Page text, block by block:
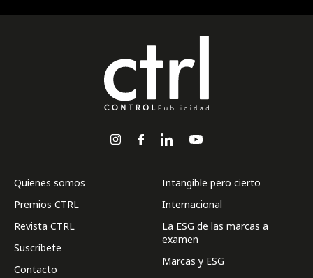
Quienes somos
Premios CTRL
Revista CTRL
Suscríbete
Contacto
Intangible pero cierto
Internacional
La ESG de las marcas a
examen
Marcas y ESG